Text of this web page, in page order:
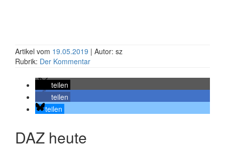
Artikel vom 19.05.2019 | Autor: sz
Rubrik: Der Kommentar
teilen
teilen
teilen
DAZ heute